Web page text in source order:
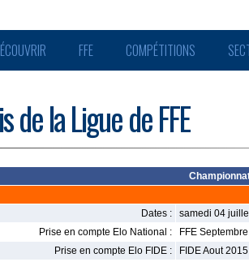
FFE COMPÉTITIONS
de la Ligue de FFE
Dates :
samedi 04
Prise en compte Elo National :
FFE
Prise en compte Elo FIDE :
FIDE Aout 2015